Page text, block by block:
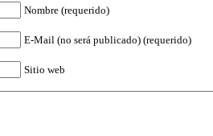
Nombre (requerido)
E-Mail (no será publicado) (requerido)
Sitio web